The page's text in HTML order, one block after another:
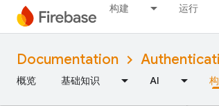
构建 运行
Documentation
概览 基础知识 AI